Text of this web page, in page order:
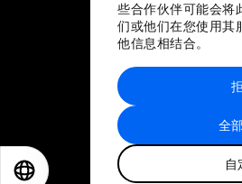
些合作伙伴可能会将
们或他们在您使用其
他信息相结合。
全
自
Celebrating China's
The New Champions:
The Renminbi’s Global站点地图
世界经